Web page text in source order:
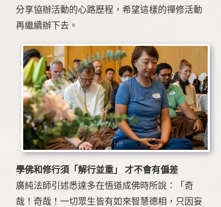
分享協辦活動的心路歷程，希望這樣的禪修活動
再繼續辦下去。
學佛和修行須「解行並重」 才不會有偏差
廣純法師引述悉達多在悟道成佛時所說：「奇
哉！奇哉！一切眾生皆有如來智慧德相，只因妄